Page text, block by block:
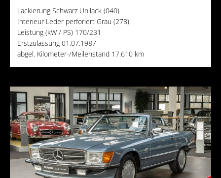
Haftungsausschluss
Lackierung Schwarz Unilack (040)
Interieur Leder perforiert Grau (278)
Leistung (kW / PS) 170/231
Erstzulassung 01.07.1987
abgel. Kilometer-/Meilenstand 17.610 km